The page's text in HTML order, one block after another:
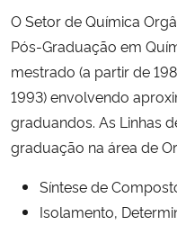
O Setor de Química
Pós-Graduação em
mestrado (a partir de
1993) envolvendo
graduandos. As Linhas
graduação na área de
Síntese de
Isolamento,